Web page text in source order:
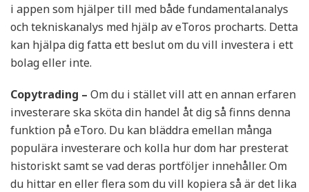
i appen som hjälper till med både fundamentalanalys
och tekniskanalys med hjälp av eToros procharts. Detta
kan hjälpa dig fatta ett beslut om du vill investera i ett
bolag eller inte.
Copytrading – Om du i stället vill att en annan erfaren
investerare ska sköta din handel åt dig så finns denna
funktion på eToro. Du kan bläddra emellan många
populära investerare och kolla hur dom har presterat
historiskt samt se vad deras portföljer innehåller. Om
du hittar en eller flera som du vill kopiera så är det lika